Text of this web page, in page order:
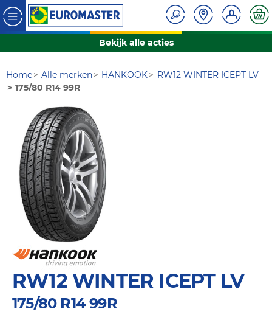
Bekijk alle acties
Home Alle merken HANKOOK
RW12 WINTER ICEPT LV
175/80 R14 99R
RW12 WINTER ICEPT LV
175/80 R14 99R